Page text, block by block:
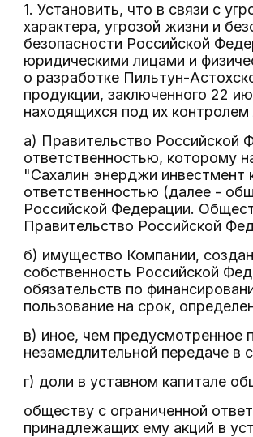
1. Установить, что в связи с
характера, угрозой жизни и
безопасности Российской
юридическими лицами и
о разработке Пильтун-
продукции, заключенного 22
находящихся под их
а) Правительство Российской
ответственностью, которому
"Сахалин энерджи инвестмент
ответственностью (далее -
Российской Федерации.
Правительство Российской
б) имущество Компании,
собственность Российской
обязательств по
пользование на срок,
в) иное, чем предусмотренное
незамедлительной передаче в
г) доли в уставном капитале
обществу с ограниченной
принадлежащих ему акций в